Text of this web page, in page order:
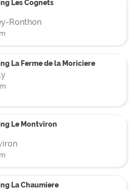
Les Cognets
Ronthon
La Ferme de la Moriciere
Le Montviron
La Chaumiere